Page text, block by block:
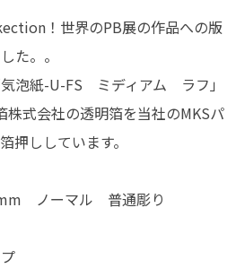
！世界のPB展の作品への版
た。。
泡紙-U-FS ミディアム ラフ」
株式会社の透明箔を当社のMKSパ
押ししています。
ノーマル 普通彫り